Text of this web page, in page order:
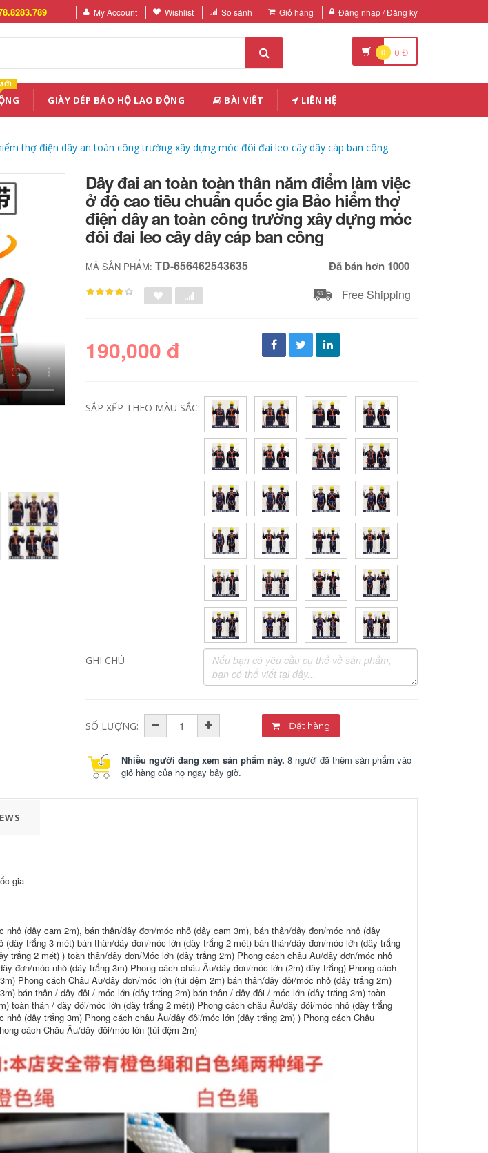
My Account Wishlist So sánh Giỏ hàng Đăng nhập / Đăng ký
0 0 Đ
GIÀY DÉP BẢO HỘ LAO ĐỘNG BÀI VIẾT LIÊN HỆ
thợ điện dây an toàn công trường xây dựng móc đôi đai leo cây dây cáp ban công
Lưới nhựa đen tùy
chống lão hóa bịt
kín cửa sổ chống rơi
lưới bảo vệ ban
công lưới trang trí
lưới chống rơi luoi
che cong trinh
Dây đai an toàn toàn thân năm điểm làm việc
ở độ cao tiêu chuẩn quốc gia Bảo hiểm thợ
điện dây an toàn công trường xây dựng móc
đôi đai leo cây dây cáp ban công
MÃ SẢN PHẨM:TD-656462543635 Đã bán hơn 1000
Free Shipping
190,000 đ
SẮP XẾP THEO MÀU SẮC:
GHI CHÚ
SỐ LƯỢNG: Đặt hàng
Nhiều người đang xem sản phẩm này. 8 người đã thêm sản phẩm vào
giỏ hàng của họ ngay bây giờ.
gia
nhỏ (dây cam 2m), bán thân/dây đơn/móc nhỏ (dây cam 3m), bán thân/dây đơn/móc nhỏ (dây
(dây trắng 3 mét) bán thân/dây đơn/móc lớn (dây trắng 2 mét) bán thân/dây đơn/móc lớn (dây trắng
trắng 2 mét) ) toàn thân/dây đơn/Móc lớn (dây trắng 2m) Phong cách châu Âu/dây đơn/móc nhỏ
đơn/móc nhỏ (dây trắng 3m) Phong cách châu Âu/dây đơn/móc lớn (2m) dây trắng) Phong cách
Phong cách Châu Âu/dây đơn/móc lớn (túi đệm 2m) bán thân/dây đôi/móc nhỏ (dây trắng 2m)
bán thân / dây đôi / móc lớn (dây trắng 2m) bán thân / dây đôi / móc lớn (dây trắng 3m) toàn
toàn thân / dây đôi/móc lớn (dây trắng 2 mét)) Phong cách châu Âu/dây đôi/móc nhỏ (dây trắng
nhỏ (dây trắng 3m) Phong cách châu Âu/dây đôi/móc lớn (dây trắng 2m) ) Phong cách Châu
cách Châu Âu/dây đôi/móc lớn (túi đệm 2m)